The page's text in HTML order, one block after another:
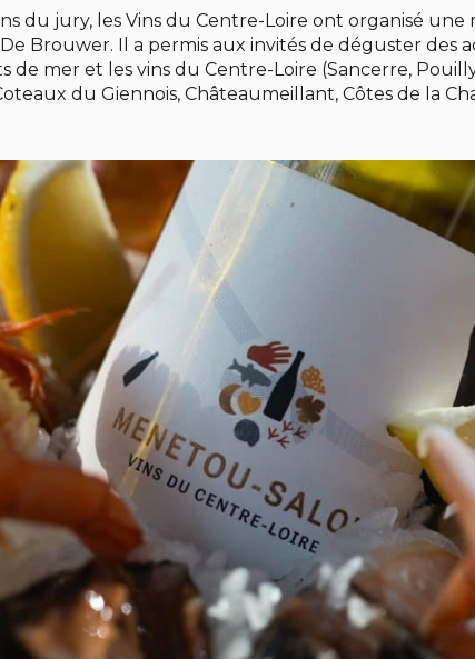
du jury, les Vins du Centre-Loire ont organisé une
Brouwer. Il a permis aux invités de déguster des
de mer et les vins du Centre-Loire (Sancerre,
du Giennois, Châteaumeillant, Côtes de la